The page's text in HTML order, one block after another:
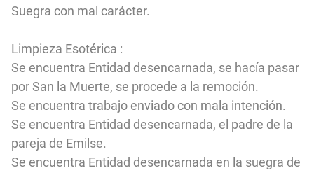
Suegra con mal carácter.
Limpieza Esotérica :
Se encuentra Entidad desencarnada, se hacía pasar
por San la Muerte, se procede a la remoción.
Se encuentra trabajo enviado con mala intención.
Se encuentra Entidad desencarnada, el padre de la
pareja de Emilse.
Se encuentra Entidad desencarnada en la suegra de